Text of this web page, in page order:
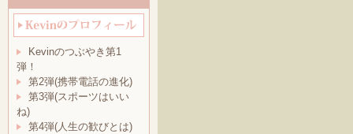
Kevinのつぶやき第1
弾！
第2弾(携帯電話の進化)
第3弾(スポーツはいい
ね)
第4弾(人生の歓びとは)